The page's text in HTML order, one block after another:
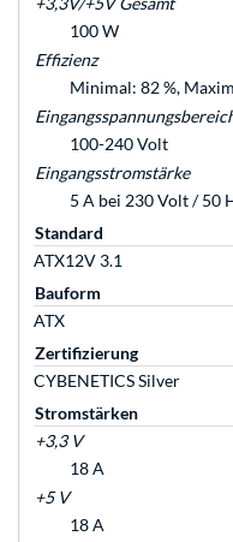
100 W
Effizienz
Minimal: 82 %,
100-240 Volt
Eingangsstromstärke
5 A bei 230 Volt / 50
Standard
ATX12V 3.1
Bauform
ATX
Zertifizierung
CYBENETICS Silver
Stromstärken
+3,3 V
18 A
+5 V
18 A